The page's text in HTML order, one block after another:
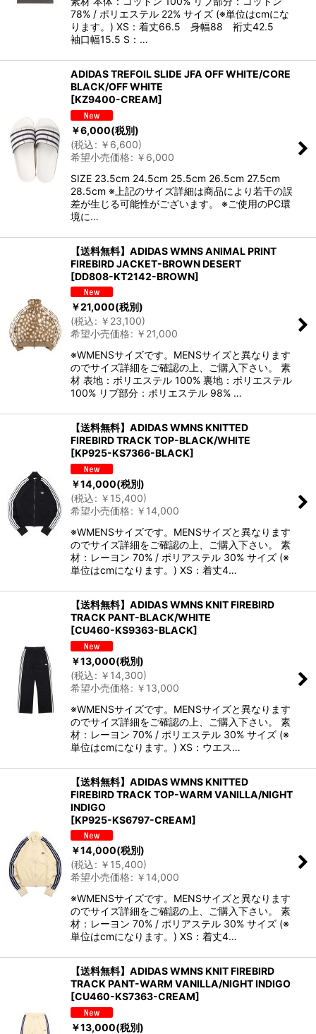
78% / ポリエステル 22% サイズ (※単位はcmにな
ります。) XS：着丈66.5 身幅88 裄丈42.5
袖口幅15.5 S：…
ADIDAS TREFOIL SLIDE JFA OFF WHITE/CORE
BLACK/OFF WHITE
[KZ9400-CREAM]
￥6,000(税別)
(税込: ￥ 6,600)
希望小売価格: ￥ 6,000
SIZE 23.5cm 24.5cm 25.5cm 26.5cm 27.5cm
28.5cm ※上記のサイズ詳細は商品により若干の誤
差が生じる可能性がございます。 ※ご使用のPC環
境に…
【送料無料】ADIDAS WMNS ANIMAL PRINT
FIREBIRD JACKET-BROWN DESERT
[DD808-KT2142-BROWN]
￥21,000(税別)
(税込: ￥ 23,100)
希望小売価格: ￥ 21,000
※WMENSサイズです。MENSサイズと異なります
のでサイズ詳細をご確認の上、ご購入下さい。 素
材 表地：ポリエステル 100% 裏地：ポリエステル
100% リブ部分：ポリエステル 98% …
【送料無料】ADIDAS WMNS KNITTED
FIREBIRD TRACK TOP-BLACK/WHITE
[KP925-KS7366-BLACK]
￥14,000(税別)
(税込: ￥ 15,400)
希望小売価格: ￥ 14,000
※WMENSサイズです。MENSサイズと異なります
のでサイズ詳細をご確認の上、ご購入下さい。 素
材：レーヨン 70% / ポリアステル 30% サイズ (※
単位はcmになります。) XS：着丈4…
【送料無料】ADIDAS WMNS KNIT FIREBIRD
TRACK PANT-BLACK/WHITE
[CU460-KS9363-BLACK]
￥13,000(税別)
(税込: ￥ 14,300)
希望小売価格: ￥ 13,000
※WMENSサイズです。MENSサイズと異なります
のでサイズ詳細をご確認の上、ご購入下さい。 素
材：レーヨン 70% / ポリエステル 30% サイズ (※
単位はcmになります。) XS：ウエス…
【送料無料】ADIDAS WMNS KNITTED
FIREBIRD TRACK TOP-WARM VANILLA/NIGHT
INDIGO
[KP925-KS6797-CREAM]
￥14,000(税別)
(税込: ￥ 15,400)
希望小売価格: ￥ 14,000
※WMENSサイズです。MENSサイズと異なります
のでサイズ詳細をご確認の上、ご購入下さい。 素
材：レーヨン 70% / ポリアステル 30% サイズ (※
単位はcmになります。) XS：着丈4…
【送料無料】ADIDAS WMNS KNIT FIREBIRD
TRACK PANT-WARM VANILLA/NIGHT INDIGO
[CU460-KS7363-CREAM]
￥13,000(税別)